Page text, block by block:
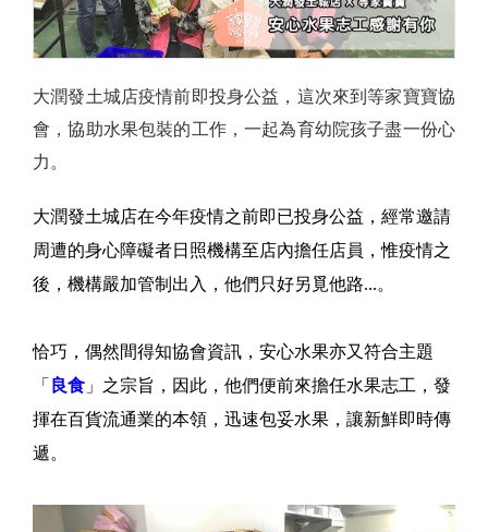
大潤發土城店疫情前即投身公益，這次來到等家寶寶協
會，協助水果包裝的工作，一起為育幼院孩子盡一份心
力。
大潤發土城店在今年疫情之前即已投身公益，經常邀請
周遭的身心障礙者日照機構至店內擔任店員，惟疫情之
後，機構嚴加管制出入，他們只好另覓他路...。
恰巧，偶然間得知協會資訊，安心水果亦又符合主題
「 良食 」之宗旨，因此，他們便前來擔任水果志工，發
揮在百貨流通業的本領，迅速包妥水果，讓新鮮即時傳
遞。